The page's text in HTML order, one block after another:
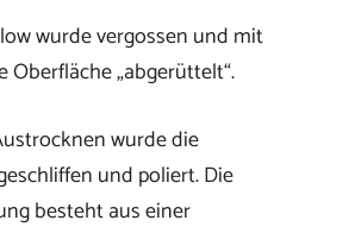
wurde vergossen und mit
Oberfläche „abgerüttelt“.
wurde die
und poliert. Die
besteht aus einer